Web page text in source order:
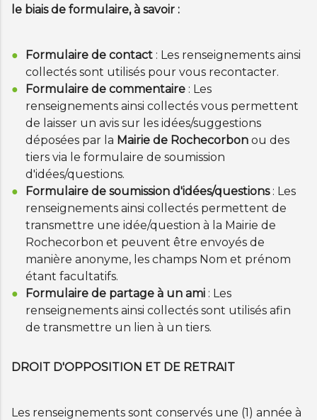
le biais de formulaire, à savoir :
Formulaire de contact : Les renseignements ainsi
collectés sont utilisés pour vous recontacter.
Formulaire de commentaire : Les
renseignements ainsi collectés vous permettent
de laisser un avis sur les idées/suggestions
déposées par la Mairie de Rochecorbon ou des
tiers via le formulaire de soumission
d'idées/questions.
Formulaire de soumission d'idées/questions: Les
renseignements ainsi collectés permettent de
transmettre une idée/question à la Mairie de
Rochecorbon et peuvent être envoyés de
manière anonyme, les champs Nom et prénom
étant facultatifs.
Formulaire de partage à un ami : Les
renseignements ainsi collectés sont utilisés afin
de transmettre un lien à un tiers.
DROIT D'OPPOSITION ET DE RETRAIT
Les renseignements sont conservés une (1) année à